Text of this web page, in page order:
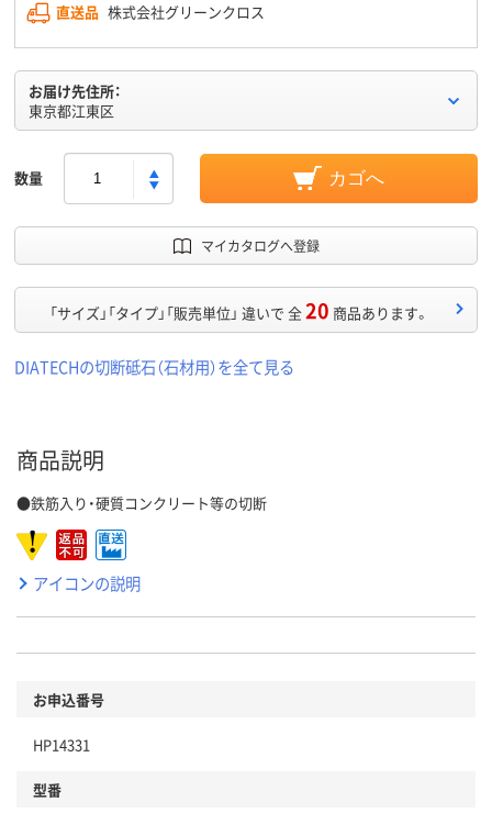
直送品 株式会社グリーンクロス
お届け先住所：
東京都江東区
数量 カゴへ
マイカタログへ登録
「サイズ」「タイプ」「販売単位」 違いで 全20 商品あります。
DIATECHの切断砥石（石材用）を全て見る
商品説明
●鉄筋入り・硬質コンクリート等の切断
アイコンの説明
お申込番号
HP14331
型番